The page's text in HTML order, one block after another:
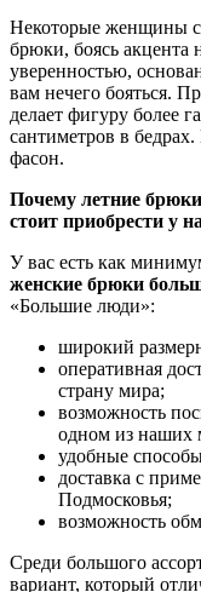
Некоторые женщины
брюки, боясь акцента
уверенностью,
вам нечего бояться.
делает фигуру более
сантиметров в
фасон.
Почему летние
стоит приобрести у
У вас есть как
женские брюки
«Большие люди»:
широкий
оперативная
страну мира;
возможность
одном из наших
удобные
доставка с
Подмосковья;
возможность
Среди большого
вариант, который